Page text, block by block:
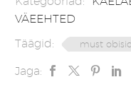
VÄEEHTED
Täägid:
must
Jaga: